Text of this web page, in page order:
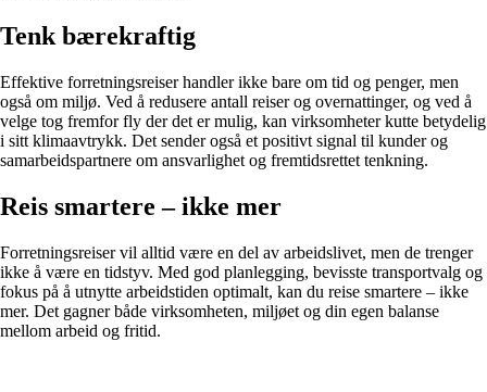
Tenk bærekraftig
Effektive forretningsreiser handler ikke bare om tid og penger, men
også om miljø. Ved å redusere antall reiser og overnattinger, og ved å
velge tog fremfor fly der det er mulig, kan virksomheter kutte betydelig
i sitt klimaavtrykk. Det sender også et positivt signal til kunder og
samarbeidspartnere om ansvarlighet og fremtidsrettet tenkning.
Reis smartere – ikke mer
Forretningsreiser vil alltid være en del av arbeidslivet, men de trenger
ikke å være en tidstyv. Med god planlegging, bevisste transportvalg og
fokus på å utnytte arbeidstiden optimalt, kan du reise smartere – ikke
mer. Det gagner både virksomheten, miljøet og din egen balanse
mellom arbeid og fritid.